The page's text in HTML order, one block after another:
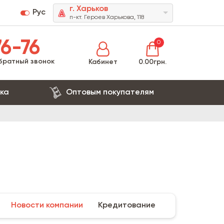
Рус г. Харьков
п-кт. Героев Харькова, 118
76
звонок Кабинет
0
0.00грн.
Оптовым покупателям
Новости компании Кредитование